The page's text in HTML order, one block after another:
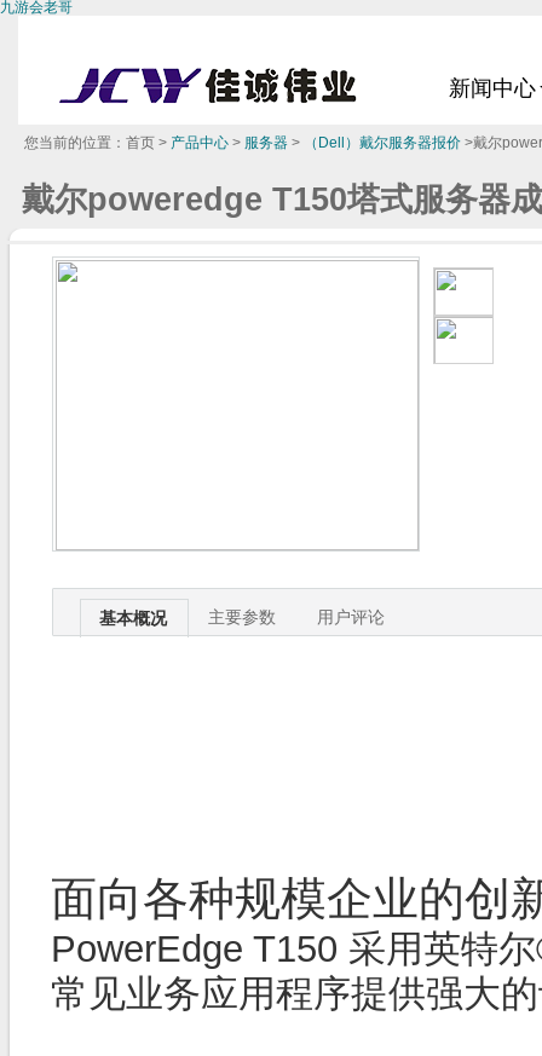
九游会老哥
新闻中心
您当前的位置： 首页 > 产品中心 > 服务器 > （Dell）戴尔服务器报价 >戴尔
戴尔poweredge T150塔式服务器
基本概况 主要参数 用户评论
面向各种规模企业的创
PowerEdge T150 采用英特尔®
常见业务应用程序提供强大的计